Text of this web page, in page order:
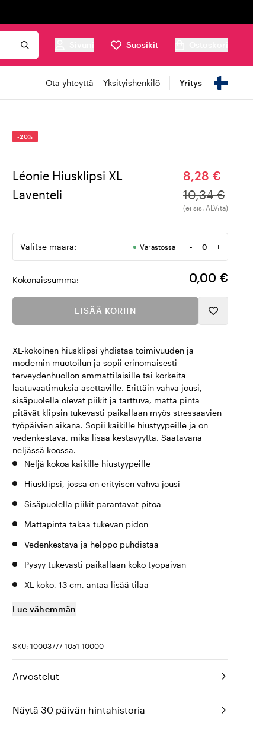
Suosikit
Ota yhteyttä Yksityishenkilö Yritys
-20%
Léonie Hiusklipsi XL
Laventeli
8,28 €
10,34 €
(ei sis. ALV:tä)
Valitse määrä: Varastossa -
Määrä
+
Kokonaissumma: 0,00 €
LISÄÄ KORIIN
XL-kokoinen hiusklipsi yhdistää toimivuuden ja
modernin muotoilun ja sopii erinomaisesti
terveydenhuollon ammattilaisille tai korkeita
laatuvaatimuksia asettaville. Erittäin vahva jousi,
sisäpuolella olevat piikit ja tarttuva, matta pinta
pitävät klipsin tukevasti paikallaan myös stressaavien
työpäivien aikana. Sopii kaikille hiustyypeille ja on
vedenkestävä, mikä lisää kestävyyttä. Saatavana
neljässä koossa.
Neljä kokoa kaikille hiustyypeille
Hiusklipsi, jossa on erityisen vahva jousi
Sisäpuolella piikit parantavat pitoa
Mattapinta takaa tukevan pidon
Vedenkestävä ja helppo puhdistaa
Pysyy tukevasti paikallaan koko työpäivän
XL-koko, 13 cm, antaa lisää tilaa
Lue vähemmän
SKU: 10003777-1051-10000
Arvostelut
Näytä 30 päivän hintahistoria